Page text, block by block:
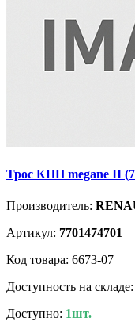
Трос КПП megane II
Производитель:
Артикул: 7701474701
Код товара: 6673-07
Доступность на складе:
Доступно: 1шт.